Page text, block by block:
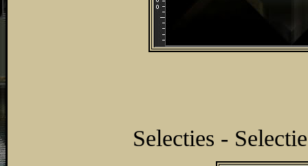
Selecties -